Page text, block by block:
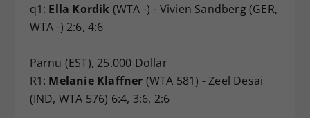
q1: Ella Kordik (WTA -) - Vivien Sandberg (GER,
WTA -) 2:6, 4:6
Parnu (EST), 25.000 Dollar
R1: Melanie Klaffner (WTA 581) - Zeel Desai
(IND, WTA 576) 6:4, 3:6, 2:6